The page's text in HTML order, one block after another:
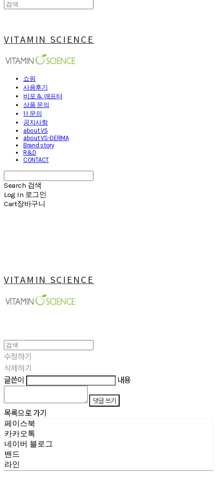
VITAMIN SCIENCE
쇼핑
사용후기
비포 & 애프터
상품 문의
1:1 문의
공지사항
about VS
about VS-DERMA
Brand story
R&D
CONTACT
Search 검색
Log In 로그인
Cart장바구니
VITAMIN SCIENCE
수정하기
삭제하기
글쓴이
내용
댓글 쓰기
목록으로 가기
페이스북
카카오톡
네이버 블로그
밴드
라인